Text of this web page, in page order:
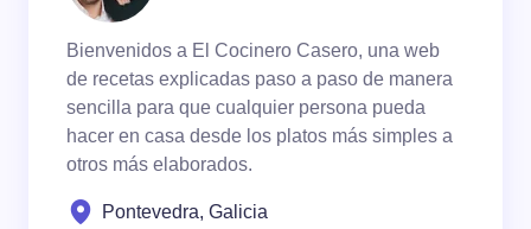
Bienvenidos a El Cocinero Casero, una web
de recetas explicadas paso a paso de manera
sencilla para que cualquier persona pueda
hacer en casa desde los platos más simples a
otros más elaborados.
Pontevedra, Galicia